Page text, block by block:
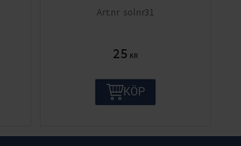
solnr31
25 KR
KÖP